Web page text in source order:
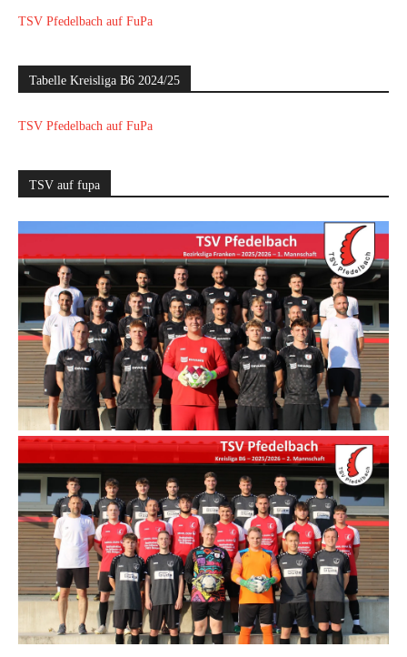
TSV Pfedelbach auf FuPa
Tabelle Kreisliga B6 2024/25
TSV Pfedelbach auf FuPa
TSV auf fupa